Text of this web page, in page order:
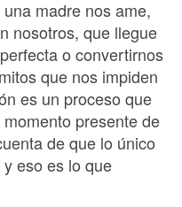
madre nos ame,
nosotros, que llegue
o convertirnos
que nos impiden
es un proceso que
presente de
de que lo único
eso es lo que